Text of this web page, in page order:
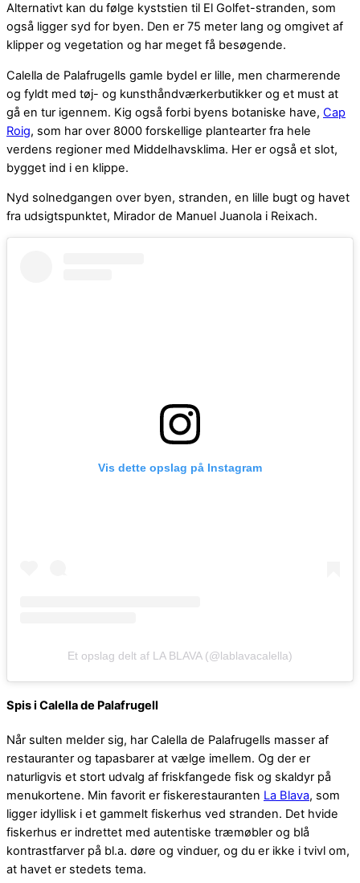
Alternativt kan du følge kyststien til El Golfet-stranden, som
også ligger syd for byen. Den er 75 meter lang og omgivet af
klipper og vegetation og har meget få besøgende.
Calella de Palafrugells gamle bydel er lille, men charmerende
og fyldt med tøj- og kunsthåndværkerbutikker og et must at
gå en tur igennem. Kig også forbi byens botaniske have, Cap
Roig, som har over 8000 forskellige plantearter fra hele
verdens regioner med Middelhavsklima. Her er også et slot,
bygget ind i en klippe.
Nyd solnedgangen over byen, stranden, en lille bugt og havet
fra udsigtspunktet, Mirador de Manuel Juanola i Reixach.
Vis dette opslag på Instagram
Et opslag delt af LA BLAVA (@lablavacalella)
Spis i Calella de Palafrugell
Når sulten melder sig, har Calella de Palafrugells masser af
restauranter og tapasbarer at vælge imellem. Og der er
naturligvis et stort udvalg af friskfangede fisk og skaldyr på
menukortene. Min favorit er fiskerestauranten La Blava, som
ligger idyllisk i et gammelt fiskerhus ved stranden. Det hvide
fiskerhus er indrettet med autentiske træmøbler og blå
kontrastfarver på bl.a. døre og vinduer, og du er ikke i tvivl om,
at havet er stedets tema.